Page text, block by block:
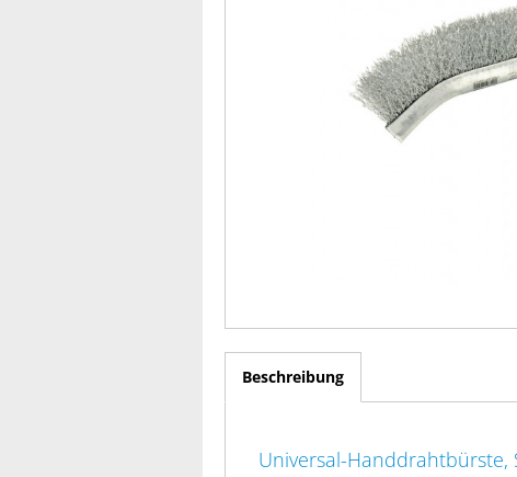
Beschreibung
Universal-Handdrahtbürste,